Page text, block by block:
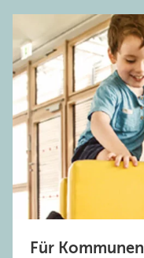
Für Kommunen